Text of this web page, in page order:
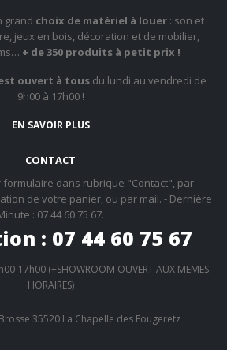
grand choix de matériel à louer : son et
jeux en bois, décoration et de mobilier,
+ de 350 produits à petit prix !
ouvert à tousdu lundi au vendredi de
9h00 à 17h00 !
EN SAVOIR PLUS
CONTACT
formulaire dans rubrique "Contact", par
de votre panier, ou par mail. - Dernière
: 07 44 60 75 67.
: 07 44 60 75 67
17h00 (+SHOWROOM OUVERT AUX MEMES
HORAIRES)
35520 La Chapelle des Fougeretz